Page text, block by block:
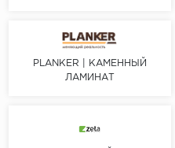
PLANKER | КАМЕННЫЙ
ЛАМИНАТ